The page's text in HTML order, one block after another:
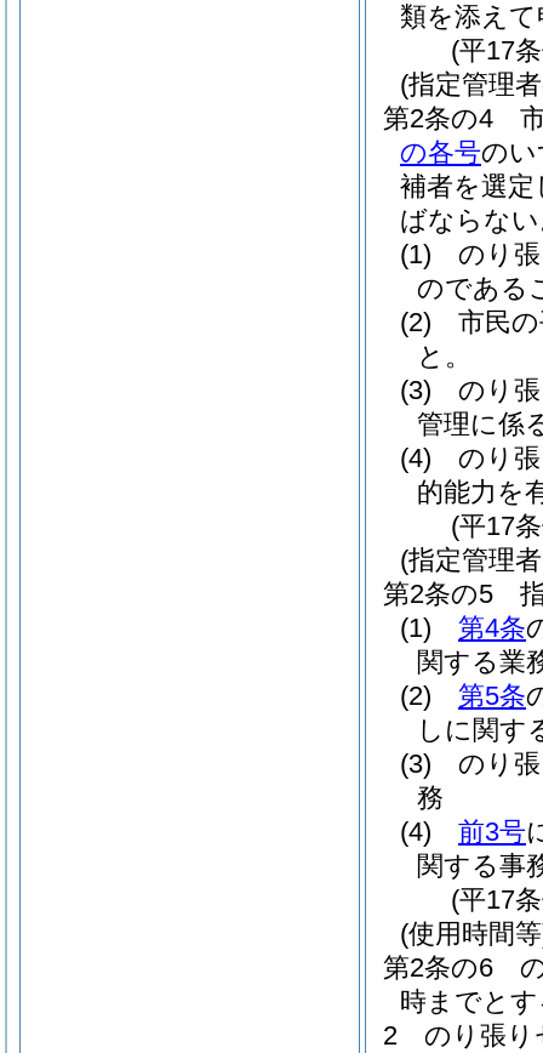
類を添え
(平17
(指定管理
第2条の4
の各号のい
補者を選
ばならな
(1)
のり
のである
(2)
市民
と。
(3)
のり
管理に係
(4)
のり
的能力を
(平17
(指定管理
第2条の5
(1)
第4条
関する業
(2)
第5条
しに関す
(3)
のり
務
(4)
前3号
関する事
(平17
(使用時間
第2条の6
時までと
2
のり張り